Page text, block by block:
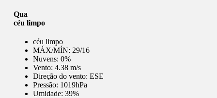
Qua
céu limpo
céu limpo
MÁX/MÍN: 29/16
Nuvens: 0%
Vento: 4.38 m/s
Direção do vento: ESE
Pressão: 1019hPa
Umidade: 39%